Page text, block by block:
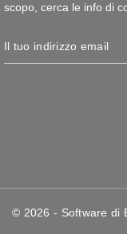
scopo, cerca le info di
© 2026 - Software di